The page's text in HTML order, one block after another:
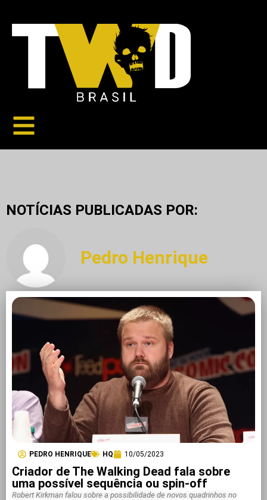
NOTÍCIAS PUBLICADAS POR:
Pedro Henrique
PEDRO HENRIQUE HQ 10/05/2023
Criador de The Walking Dead fala sobre
uma possível sequência ou spin-off
Robert Kirkman falou sobre a possibilidade de novos quadrinhos no